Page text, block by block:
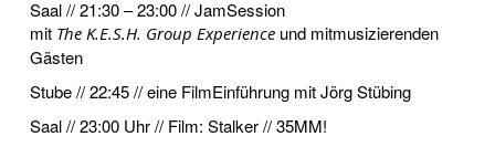
Saal // 21:30 – 23:00 // JamSession
mit The K.E.S.H. Group Experience und mitmusizierenden
Gästen
Stube // 22:45 // eine FilmEinführung mit Jörg Stübing
Saal // 23:00 Uhr // Film: Stalker // 35MM!